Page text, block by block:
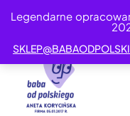
Legendarne